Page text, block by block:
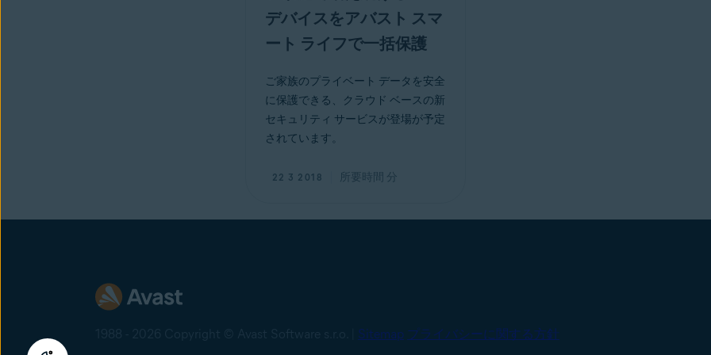
デバイスをアバスト スマ
ート ライフで一括保護
ご家族のプライベート データを安全
に保護できる、クラウド ベースの新
セキュリティ サービスが登場が予定
されています。
22 3 2018 所要時間 分
Sitemap プライバシーに関する方針